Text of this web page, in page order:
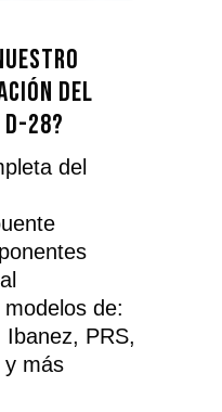
del
28?
del
de:
Ibanez, PRS,
y más